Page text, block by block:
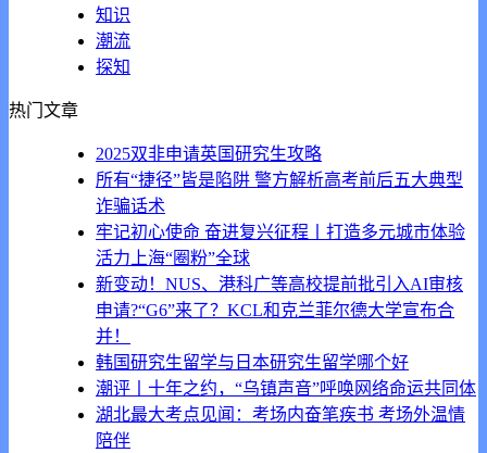
知识
潮流
探知
热门文章
2025双非申请英国研究生攻略
所有“捷径”皆是陷阱 警方解析高考前后五大典型
诈骗话术
牢记初心使命 奋进复兴征程丨打造多元城市体验
活力上海“圈粉”全球
新变动！NUS、港科广等高校提前批引入AI审核
申请?“G6”来了？KCL和克兰菲尔德大学宣布合
并！
韩国研究生留学与日本研究生留学哪个好
潮评丨十年之约，“乌镇声音”呼唤网络命运共同体
湖北最大考点见闻：考场内奋笔疾书 考场外温情
陪伴